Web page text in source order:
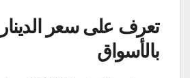
تعرف على سعر الدينار
بالأسواق